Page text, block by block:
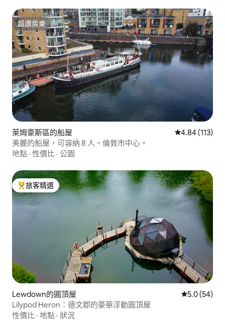
超讚房東
超讚房東
萊姆豪斯區的船屋 從 113 則評價
4.84 (113)
美麗的船屋，可容納 8 人。倫敦市中心。
地點 · 性價比 · 公園
旅客精選榜首
旅客精選
Lewdown的圓頂屋 從 54 則評
5.0 (54)
Lilypod Heron：德文郡的豪華浮動圓頂屋​
性價比 · 地點 · 狀況